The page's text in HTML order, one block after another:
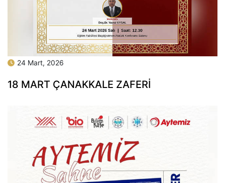
24 Mart, 2026
18 MART ÇANAKKALE ZAFERİ